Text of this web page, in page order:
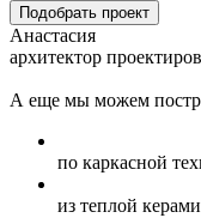
Подобрать проект
Анастасия
архитектор
А еще мы можем
по каркасной
из теплой